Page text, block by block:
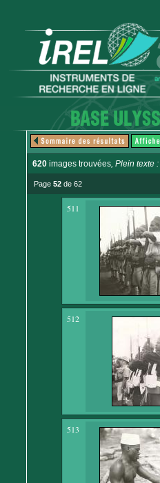
620 images trouvées, Plein texte :
Page 52 de 62
511
512
513